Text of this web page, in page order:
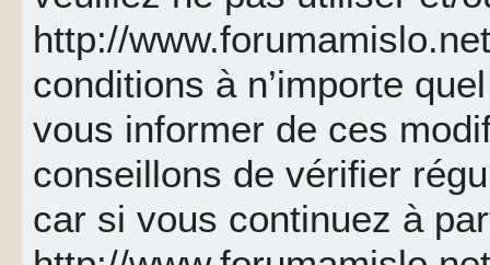
http://
conditions à n’importe
vous informer de ces
conseillons de vérifier
car si vous continuez à